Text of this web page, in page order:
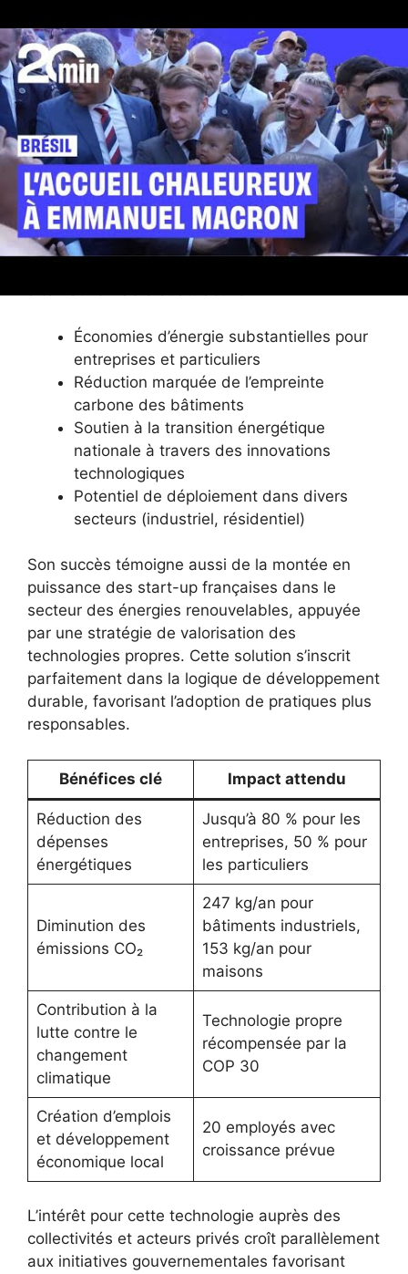
prometteuse pour le
chauffage bas-
carbone en France
L’invention d’Air Booster symbolise une étape
importante dans la révolution énergétique
française vers des solutions de chauffage plus
écologiques. Face aux enjeux climatiques, le
recours au chauffage solaire performant et à
Économies d’énergie substantielles pour
entreprises et particuliers
Réduction marquée de l’empreinte
carbone des bâtiments
Soutien à la transition énergétique
nationale à travers des innovations
technologiques
Potentiel de déploiement dans divers
secteurs (industriel, résidentiel)
Son succès témoigne aussi de la montée en
puissance des start-up françaises dans le
secteur des énergies renouvelables, appuyée
par une stratégie de valorisation des
technologies propres. Cette solution s’inscrit
parfaitement dans la logique de développement
durable, favorisant l’adoption de pratiques plus
responsables.
Bénéfices clé Impact attendu
Réduction des
dépenses
énergétiques
Jusqu’à 80 % pour les
entreprises, 50 % pour
les particuliers
Diminution des
émissions CO₂
247 kg/an pour
bâtiments industriels,
153 kg/an pour
maisons
Contribution à la
lutte contre le
changement
climatique
Technologie propre
récompensée par la
COP 30
Création d’emplois
et développement
économique local
20 employés avec
croissance prévue
L’intérêt pour cette technologie auprès des
collectivités et acteurs privés croît parallèlement
aux initiatives gouvernementales favorisant